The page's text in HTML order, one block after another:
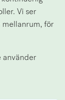
Vi ser
mellanrum, för
använder